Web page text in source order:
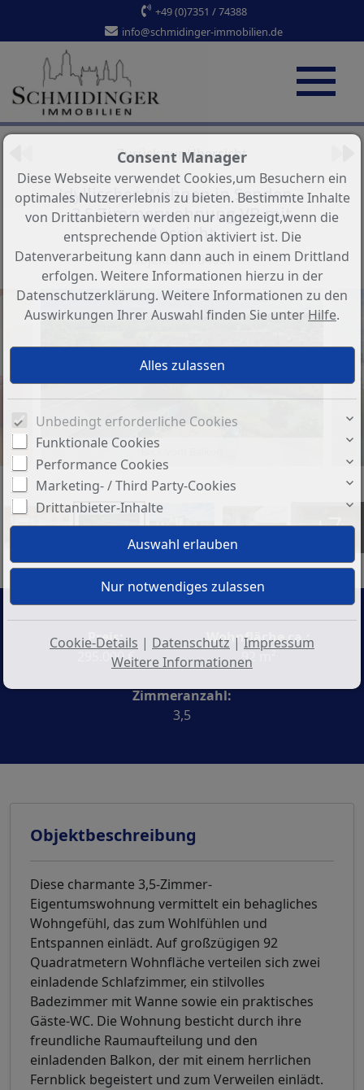
+49 (0)7351 / 74388
info@schmidinger-immobilien.de
Zurück zur Übersicht
Idyllisches Wohnen in Senden –
3,5 Zimmerwohnung VB mit
Aussicht
Objekt-Nr.: 04937
Blick vom Balkon
+7
Preis:
295.000 €
Wohnfläche ca.:
92 m²
Zimmeranzahl:
3,5
Objektbeschreibung
Diese charmante 3,5-Zimmer-
Eigentumswohnung vermittelt ein behagliches
Wohngefühl, das zum Wohlfühlen und
Entspannen einlädt. Auf großzügigen 92
Quadratmetern Wohnfläche verteilen sich zwei
einladende Schlafzimmer, ein stilvolles
Badezimmer mit Wanne sowie ein praktisches
Gäste-WC. Die Wohnung besticht durch ihre
freundliche Raumaufteilung und den
einladenden Balkon, der mit einem herrlichen
Fernblick begeistert und zum Verweilen einlädt.
Consent Manager
Diese Webseite verwendet Cookies,um Besuchern ein
optimales Nutzererlebnis zu bieten. Bestimmte Inhalte
von Drittanbietern werden nur angezeigt,wenn die
entsprechende Option aktiviert ist. Die
Datenverarbeitung kann dann auch in einem Drittland
erfolgen. Weitere Informationen hierzu in der
Datenschutzerklärung. Weitere Informationen zu den
Auswirkungen Ihrer Auswahl finden Sie unter Hilfe.
Unbedingt erforderliche Cookies
Funktionale Cookies
Performance Cookies
Marketing- / Third Party-Cookies
Drittanbieter-Inhalte
Cookie-Details | Datenschutz | Impressum
Weitere Informationen